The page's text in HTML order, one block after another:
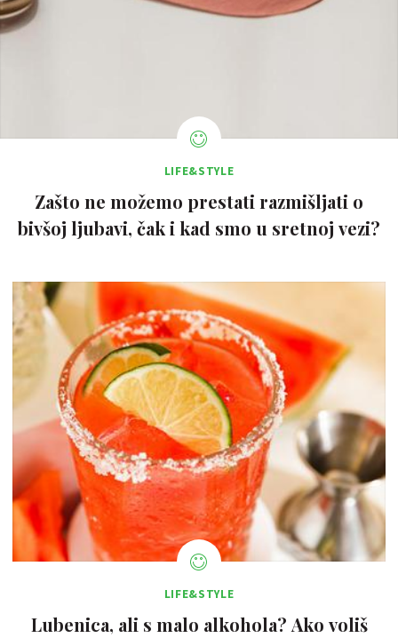
LIFE&STYLE
Zašto ne možemo prestati razmišljati o
bivšoj ljubavi, čak i kad smo u sretnoj vezi?
LIFE&STYLE
Lubenica, ali s malo alkohola? Ako voliš